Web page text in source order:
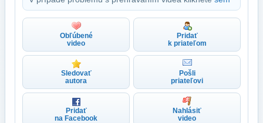
Obľúbené
video
Pridať
k priateľom
Sledovať
autora
Pošli
priateľovi
Pridať
na Facebook
Nahlásiť
video